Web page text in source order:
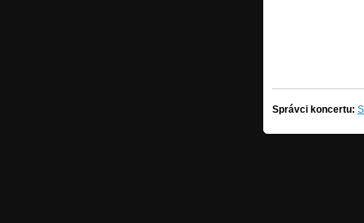
Správci koncertu: